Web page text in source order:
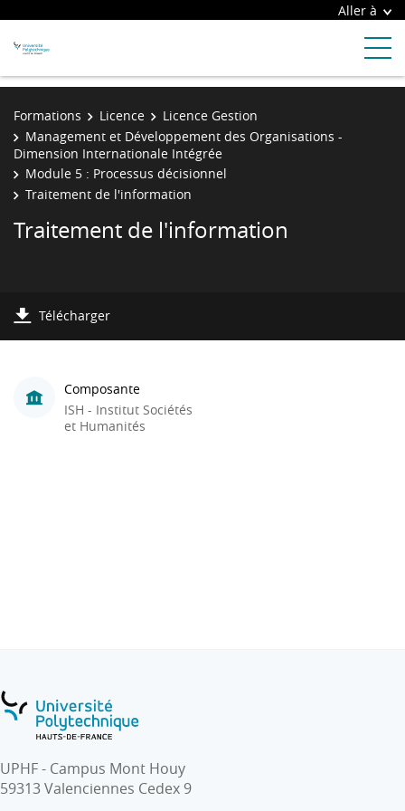
Aller à
Formations Licence
Licence Gestion
Management et Développement des Organisations -
Dimension Internationale Intégrée
Module 5 : Processus décisionnel
Traitement de l'information
Traitement de l'information
Télécharger
Composante
ISH - Institut Sociétés
et Humanités
UPHF - Campus Mont Houy
59313 Valenciennes Cedex 9